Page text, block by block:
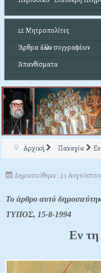
12 Μητροπολίτες
Ἄρθρα ἄλλων συγγραφέων
Ἀπανθίσματα
Αρχική Παναγία
Δημοσιεύθηκε : 23
Το άρθρο αυτό
ΤΥΠΟΣ, 15-8-1994
Εν τη